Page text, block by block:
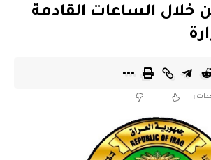
خلال الساعات القادمة